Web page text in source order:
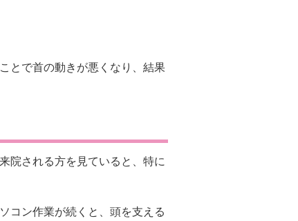
とで首の動きが悪くなり、結果
院される方を見ていると、特に
コン作業が続くと、頭を支える